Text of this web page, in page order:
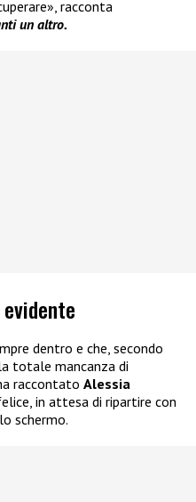
racconta
un altro.
dentro e che, secondo
totale mancanza di
raccontato Alessia
in attesa di ripartire con
schermo.